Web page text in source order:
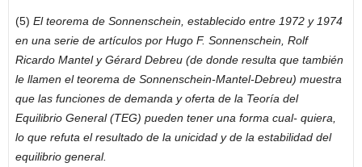
(5) El teorema de Sonnenschein, establecido entre 1972 y 1974
en una serie de artículos por Hugo F. Sonnenschein, Rolf
Ricardo Mantel y Gérard Debreu (de donde resulta que también
le llamen el teorema de Sonnenschein-Mantel-Debreu) muestra
que las funciones de demanda y oferta de la Teoría del
Equilibrio General (TEG) pueden tener una forma cual- quiera,
lo que refuta el resultado de la unicidad y de la estabilidad del
equilibrio general.